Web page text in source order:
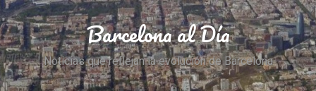
Saltar
al
contenido
Buscar Barcelona al Día
Noticias que reflejan la evolución de Barcelona